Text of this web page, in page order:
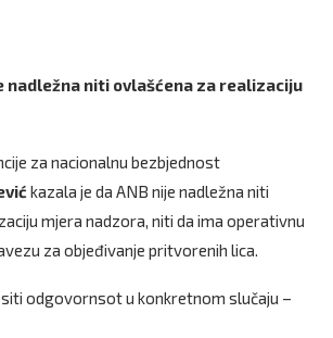
nadležna niti ovlašćena za realizaciju
za nacionalnu bezbjednost
kazala je da ANB nije nadležna niti
mjera nadzora, niti da ima operativnu
za objeđivanje pritvorenih lica.
odgovornsot u konkretnom slučaju –